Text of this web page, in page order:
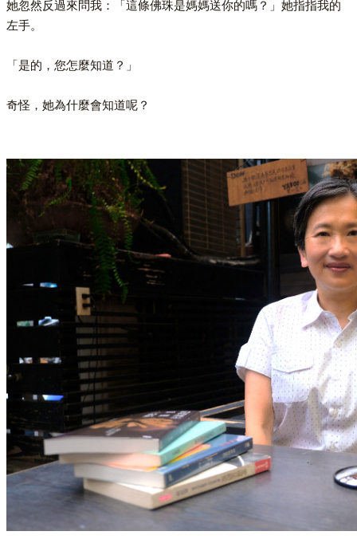
她忽然反過來問我：「這條佛珠是媽媽送你的嗎？」她指指我的
左手。
「是的，您怎麼知道？」
奇怪，她為什麼會知道呢？